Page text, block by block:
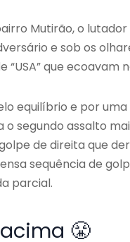
Mutirão, o
e sob os
“USA” que
equilíbrio e por
o segundo assalto
de direita que
sequência de
parcial.
😤